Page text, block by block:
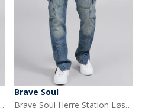
Cargo Jeans Grå
Brave Soul
Brave Soul Herre Station Løs Pasform Cargo Jeans Mid Blue